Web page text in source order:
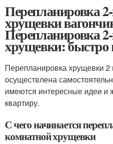
Перепланировка
хрущевки
Перепланировка
хрущевки: быстро
Перепланировка хрущевки
осуществлена
имеются интересные идеи и
квартиру.
С чего начинается
комнатной хрущевки